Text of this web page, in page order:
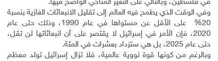
في فلسطين، وبالتالي على التغير المناخي الواضح فيها.
وفي الوقت الذي يطمح فيه العالم إلى تقليل الانبعاثات الغازية بنسبة
20% على الأقل عن مستواها في عام 1990، وذلك حتى عام
2020، فإن الأمر في إسرائيل لا يقتصر على أن انبعاثاتها لن تقل،
حتى عام 2025، بل هي ستزداد بعشرات في المئة.
وبالرغم من كونها قوة نووية عالمية، فلا تزال إسرائيل تولد معظم